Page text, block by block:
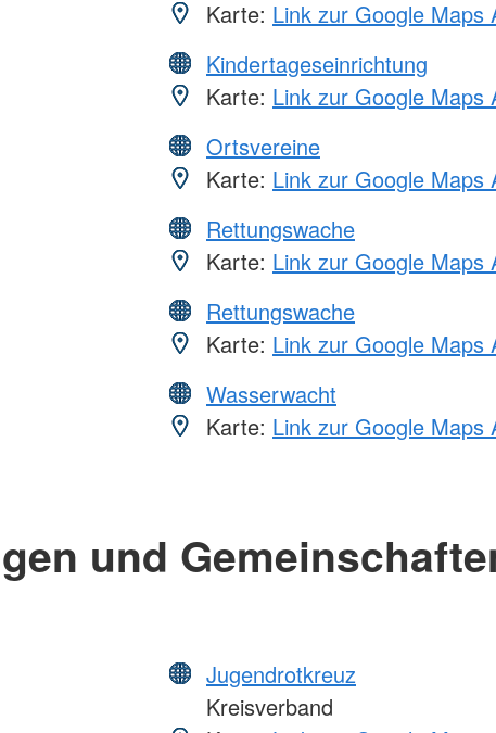
Karte: Link zur Google Maps
Kindertageseinrichtung
Karte: Link zur Google Maps
Ortsvereine
Karte: Link zur Google Maps
Rettungswache
Karte: Link zur Google Maps
Rettungswache
Karte: Link zur Google Maps
Wasserwacht
Karte: Link zur Google Maps
und
Jugendrotkreuz
Kreisverband